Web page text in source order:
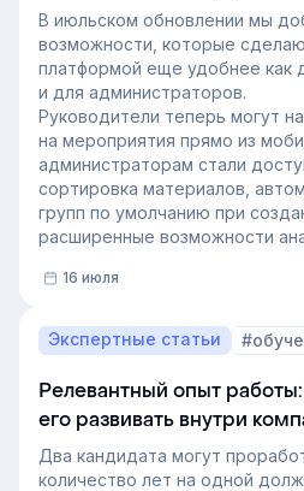
В июльском обновлении мы
возможности, которые
платформой еще удобнее как
и для администраторов.
Руководители теперь могут
на мероприятия прямо из
администраторам стали
сортировка материалов,
групп по умолчанию при
расширенные возможности
он охватывает и материалы
16 июля
Экспертные статьи
Релевантный опыт работы:
его развивать внутри
Два кандидата могут
количество лет на одной